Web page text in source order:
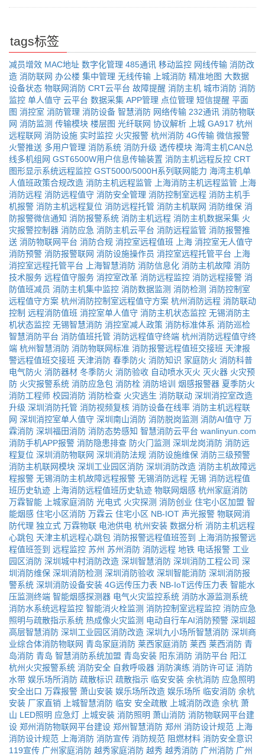
tags标签
减员增效 MAC地址 数字化管理 485通讯 移动监控 网线传输 消防改
造 消防联网 办公楼 集中管理 无线传输 上城消防 精准地图 大数据
设备状态 物联网消防 CRT云平台 故障提醒 消防主机 城市消防 消防
监控 单人值守 云平台 数据采集 APP管理 点位管理 短信提醒 平面
图 消控室 消防管理 消防设备 智慧消防 网络传输 232通讯 消防物联
网 消防监测 传输模块 楼层图 光纤联网 协议解析 上城 GA917 杭州
远程联网 消防设施 实时监控 火灾报警 杭州消防 4G传输 微信报警
火警推送 多用户管理 消防系统 消防升级 透传模块 海湾主机CAN总
线多机组网 GST6500W用户信息传输装置 消防主机远程反控 CRT
图形显示系统远程监控 GST5000/5000H系列联网能力 海湾主机单
人值班政策合规改造 消防主机远程监管 上海消防主机远程监管
上海
消防远程 消防远程值守 消防安全管理 消防控制室远程 消防主机手
机报警 消防主机远程复位 消防远程托管 消防主机联网 消防维保 消
防报警微信通知 消防报警系统 消防主机远程 消防主机数据采集 火
灾报警控制器 消防应急 消防主机云平台 消防远程监管 消防报警推
送 消防物联网平台 消防合规 消控室远程值班 上海 消控室无人值守
消防预警 消防报警联网 消防设施操作员 消控室远程托管平台
上海
消控室远程托管平台
上海智慧消防 消防信息化 消防主机故障 消防
技术服务 远程值守服务 消控室改革 消防远程监控 消防远程接警 消
防值班减员 消防主机集中监控 消防数据监测 消防检测 消防控制室
远程值守方案 杭州消防控制室远程值守方案 杭州消防远程 消防联动
控制 远程消防值班 消控室单人值守 消防主机状态监控 无锡消防主
机状态监控 无锡智慧消防 消控室减人政策 消防标准体系 消防巡检
智慧消防平台 消防值班托管 消防远程值守终端 杭州消防远程值守终
端 杭州智慧消防 消防物联网标准 消防报警远程值班交接班 天津报
警远程值班交接班 天津消防 春季防火 消防知识 家庭防火 消防科普
电气防火 消防器材 冬季防火 消防验收 自动喷水灭火 灭火器 火灾预
防 火灾报警系统 消防应急包 消防栓 消防培训 烟感报警器 夏季防火
消防工程师 校园消防 消防检查 火灾逃生 消防联动 深圳消控室改造
升级 深圳消防托管 消防视频复核 消防设备在线率 消防主机远程联
网 深圳消控室单人值守 深圳南山消防 消防脱岗监测 消防AI值守 万
霖消防 深圳福田消防 消防态势感知 智慧消防云平台 wanlinyun.com
消防手机APP报警 消防隐患排查 防火门监测 深圳龙岗消防 消防远
程复位 深圳消防物联网 深圳消防法规 消防设施维保 消防三级预警
消防主机联网模块 深圳工业园区消防 深圳消防改造 消防主机故障远
程报警 无锡消防主机故障远程报警 无锡消防远程 无锡 消防远程值
班历史轨迹
上海消防远程值班历史轨迹 物联网烟感 杭州家庭消防
万霖智能
上城家庭消防 光电式 火灾探测 消防创业 住宅小区加盟 智
能烟感 住宅小区消防 万霖云 住宅小区 NB-IOT 声光报警 物联网消
防代理 独立式 万霖物联 电池供电 杭州安装 数据分析 消防主机远程
心跳包 天津主机远程心跳包 消防报警远程值班签到
上海消防报警远
程值班签到 远程监控 苏州 苏州消防 消防远程 地铁 电话报警 工业
园区消防 深圳城中村消防改造 深圳智慧消防 深圳消防工程公司 深
圳消防维保 深圳消防检测 深圳消防验收 深圳智能消防 深圳消防报
警系统 深圳消防设备安装 4G远传压力表 NB-IoT远传压力表 智能水
压监测终端 智能烟感探测器 电气火灾监控系统 消防水源监测系统
消防水系统远程监控 智能消火栓监测 消防控制室远程监控 消防应急
照明与疏散指示系统 热成像火灾监测 电动自行车AI消防预警 深圳超
高层智慧消防 深圳工业园区消防改造 深圳九小场所智慧消防 深圳商
业综合体消防物联网 青岛家庭消防 莱西家庭消防 莱西 莱西消防 青
岛消防 青岛 智慧消防系统加盟 青岛安装 阳东消防 消防平台 阳江
杭州火灾报警系统 消防安全 自救呼吸器 消防演练 消防许可证 消防
水带 娱乐场所消防 疏散标识 疏散指示 临安安装 余杭消防 应急照明
安全出口 万霖报警 萧山安装 娱乐场所改造 娱乐场所 临安消防 余杭
安装 厂家直销 上城智慧消防 临安 安全疏散 上城消防改造 余杭 萧
山 LED照明 应急灯 上城安装 消防照明 萧山消防 消防物联网平台建
设 郑州消防物联网平台建设 郑州智慧消防 郑州 消防设计规范
上海
消防设计规范
上海消防 消防宣传 消防规范 阻燃材料 消防安全意识
119宣传 广州家庭消防 越秀家庭消防 越秀 越秀消防 广州消防 广州